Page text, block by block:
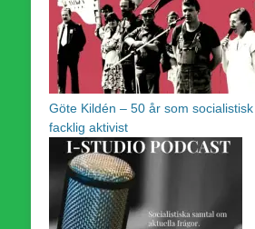
Göte Kildén – 50 år som
facklig aktivist